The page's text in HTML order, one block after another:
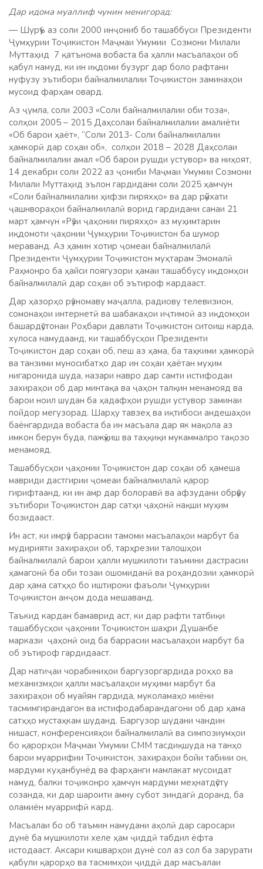
Дар идома муаллиф чунин менигорад:
— Шурӯъ аз соли 2000 инҷониб бо ташаббуси Президенти
Ҷумҳурии Тоҷикистон Маҷмаи Умумии Созмони Милали
Муттаҳид 7 қатънома вобаста ба ҳалли масъалаҳои об
қабул намуд, ки ин иқдоми бузург дар боло рафтани
нуфузу эътибори байналмилалии Тоҷикистон заминаҳои
мусоид фарҳам овард.
Аз ҷумла, соли 2003 «Соли байналмилалии оби тоза»,
солҳои 2005 – 2015 Даҳсолаи байналмилалии амалиёти
«Об барои ҳаёт», “Соли 2013- Соли байналмилалии
ҳамкорӣ дар соҳаи об», солҳои 2018 – 2028 Даҳсолаи
байналмилалии амал «Об барои рушди устувор» ва ниҳоят,
14 декабри соли 2022 аз ҷониби Маҷмаи Умумии Созмони
Милали Муттаҳид эълон гардидани соли 2025 ҳамчун
«Соли байналмилалии ҳифзи пиряхҳо» ва дар рӯйхати
ҷашнвораҳои байналмилалӣ ворид гардидани санаи 21
март ҳамчун «Рӯзи ҷаҳонии пиряхҳо» аз муҳимтарин
иқдомоти ҷаҳонии Ҷумҳурии Тоҷикистон ба шумор
мераванд. Аз ҳамин хотир ҷомеаи байналмилалӣ
Президенти Ҷумҳурии Тоҷикистон муҳтарам Эмомалӣ
Раҳмонро ба ҳайси поягузори ҳамаи ташаббусу иқдомҳои
байналмилалӣ дар соҳаи об эътироф кардааст.
Дар ҳазорҳо рӯзномаву маҷалла, радиову телевизион,
сомонаҳои интернетӣ ва шабакаҳои иҷтимоӣ аз иқдомҳои
башардӯстонаи Роҳбари давлати Тоҷикистон ситоиш карда,
хулоса намудаанд, ки ташаббусҳои Президенти
Тоҷикистон дар соҳаи об, пеш аз ҳама, ба таҳкими ҳамкорӣ
ва танзими муносибатҳо дар ин соҳаи ҳаётан муҳим
нигаронида шуда, назари навро дар самти истифодаи
захираҳои об дар минтақа ва ҷаҳон талқин менамояд ва
барои ноил шудан ба ҳадафҳои рушди устувор заминаи
пойдор мегузорад. Шарҳу тавзеҳ ва иқтибоси андешаҳои
баёнгардида вобаста ба ин масъала дар як мақола аз
имкон берун буда, пажӯҳиш ва таҳқиқи мукаммалро тақозо
менамояд.
Ташаббусҳои ҷаҳонии Тоҷикистон дар соҳаи об ҳамеша
мавриди дастгирии ҷомеаи байналмилалӣ қарор
гирифтаанд, ки ин амр дар болоравӣ ва афзудани обрӯву
эътибори Тоҷикистон дар сатҳи ҷаҳонӣ нақши муҳим
бозидааст.
Ин аст, ки имрӯз баррасии тамоми масъалаҳои марбут ба
мудирияти захираҳои об, тарҳрезии талошҳои
байналмилалӣ барои ҳалли мушкилоти таъмини дастрасии
ҳамагонӣ ба оби тозаи ошомиданӣ ва роҳандозии ҳамкорӣ
дар ҳама сатҳҳо бо иштироки фаъоли Ҷумҳурии
Тоҷикистон анҷом дода мешаванд.
Таъкид кардан бамаврид аст, ки дар рафти татбиқи
ташаббусҳои ҷаҳонии Тоҷикистон шаҳри Душанбе
маркази ҷаҳонӣ оид ба баррасии масъалаҳои марбут ба
об эътироф гардидааст.
Дар натиҷаи чорабиниҳои баргузоргардида роҳҳо ва
механизмҳои ҳалли масъалаҳои муҳими марбут ба
захираҳои об муайян гардида, муколамаҳо миёни
тасмимгирандагон ва истифодабарандагони об дар ҳама
сатҳҳо мустаҳкам шуданд. Баргузор шудани чандин
нишаст, конференсияҳои байналмилалӣ ва симпозиумҳои
бо қарорҳои Маҷмаи Умумии СММ тасдиқшуда на танҳо
барои муаррифии Тоҷикистон, захираҳои бойи табиии он,
мардуми куҳанбунёд ва фарҳанги мамлакат мусоидат
намуд, балки тоҷиконро ҳамчун мардуми меҳнатдӯсту
созанда, ки дар шароити амну субот зиндагӣ доранд, ба
оламиён муаррифӣ кард.
Масъалаи бо об таъмин намудани аҳолӣ дар саросари
дунё ба мушкилоти хеле ҳам ҷиддӣ табдил ёфта
истодааст. Аксари кишварҳои дунё сол аз сол ба зарурати
қабули қарорҳо ва тасмимҳои ҷиддӣ дар масъалаи